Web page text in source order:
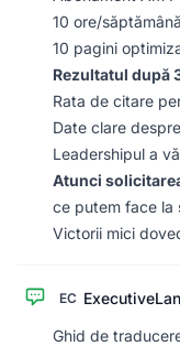
10 ore/
10 pagini
Rezultatul după
Rata de citare
Date clare
Leadershipul a
Atunci
ce putem face la
Victorii mici
EC
Ghid de